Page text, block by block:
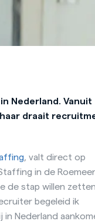
Nederland. Vanuit
draait
, valt direct op
in de
de stap willen
begeleid ik
Nederland